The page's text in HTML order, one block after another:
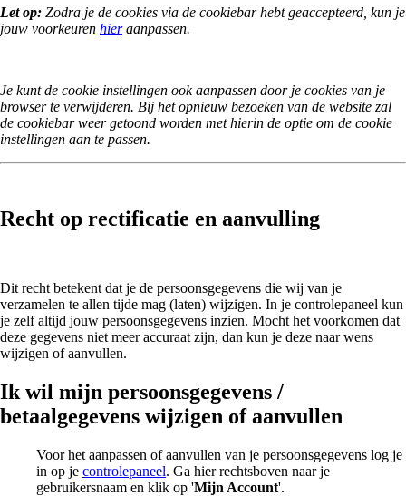
Let op: Zodra je de cookies via de cookiebar hebt geaccepteerd, kun je
jouw voorkeuren hieraanpassen.
Je kunt de cookie instellingen ook aanpassen door je cookies van je
browser te verwijderen. Bij het opnieuw bezoeken van de website zal
de cookiebar weer getoond worden met hierin de optie om de cookie
instellingen aan te passen.
Recht op rectificatie en aanvulling
Dit recht betekent dat je de persoonsgegevens die wij van je
verzamelen te allen tijde mag (laten) wijzigen. In je controlepaneel kun
je zelf altijd jouw persoonsgegevens inzien. Mocht het voorkomen dat
deze gegevens niet meer accuraat zijn, dan kun je deze naar wens
wijzigen of aanvullen.
Ik wil mijn persoonsgegevens /
betaalgegevens wijzigen of aanvullen
Voor het aanpassen of aanvullen van je persoonsgegevens log je
in op je controlepaneel. Ga hier rechtsboven naar je
gebruikersnaam en klik op 'Mijn Account'.